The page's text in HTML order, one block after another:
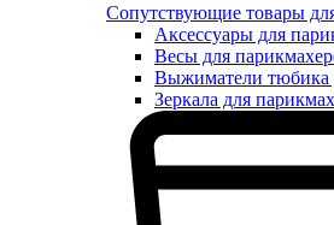
Сопутствующие товары
Аксессуары для
Весы для
Выжиматели тюбика
Зеркала для